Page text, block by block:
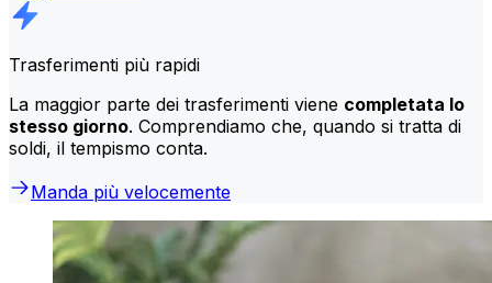
Trasferimenti più rapidi
La maggior parte dei trasferimenti viene completata lo
stesso giorno. Comprendiamo che, quando si tratta di
soldi, il tempismo conta.
Manda più velocemente